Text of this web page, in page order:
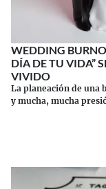
WEDDING
DÍA DE TU VIDA”
VIVIDO
La planeación de una
y mucha, mucha